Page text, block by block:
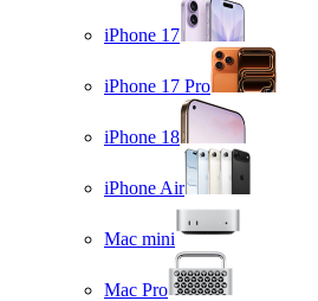
iPhone 17
iPhone 17 Pro
iPhone 18
iPhone Air
Mac mini
Mac Pro